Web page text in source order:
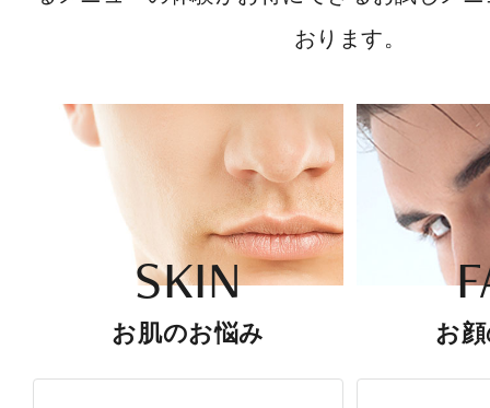
おります。
SKIN
お肌のお悩み お